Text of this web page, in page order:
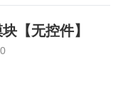
【无控件】